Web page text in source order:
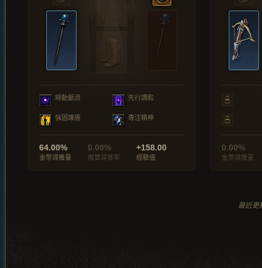
時動脈流 先行調和
強固護盾 專注精神
64.00%
金幣尋獲量
0.00%
魔寶尋獲率
+158.00
經驗值
0.00%
金幣尋獲量
最近更